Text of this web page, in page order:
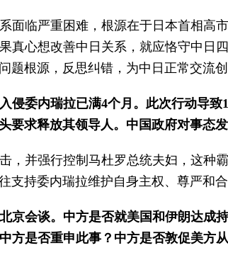
面临严重困难，根源在于日本首相高
真心想改善中日关系，就应恪守中日
根源，反思纠错，为中日正常交流创
侵委内瑞拉已满4个月。此次行动导
要求释放其领导人。中国政府对事态
，并强行控制马杜罗总统夫妇，这种
持委内瑞拉维护自身主权、尊严和合
京会谈。中方是否就美国和伊朗达成
方是否重申此事？中方是否敦促美方